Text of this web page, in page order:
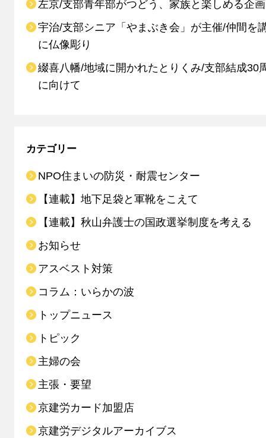
左京/支部青年部がつどう、家族と楽しめる企
宇治/支部シニア「やまぶき会」が主催/仲間を
に仏像彫り
綴喜八幡/地域に開かれたとりくみ/支部結成30
に向けて
カテゴリー
NPO住まいの防災・耐震センター
【連載】地下足袋と軍靴をこえて
【連載】秋山弁護士の国政選挙制度を考える
お知らせ
アスベスト対策
コラム：いらかの波
トップニュース
トピック
主婦の会
主張・要望
京建労カード加盟店
京建労デジタルアーカイブス